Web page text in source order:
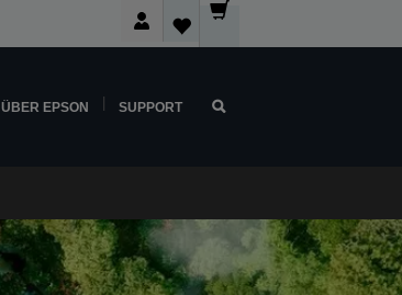
ÜBER EPSON SUPPORT